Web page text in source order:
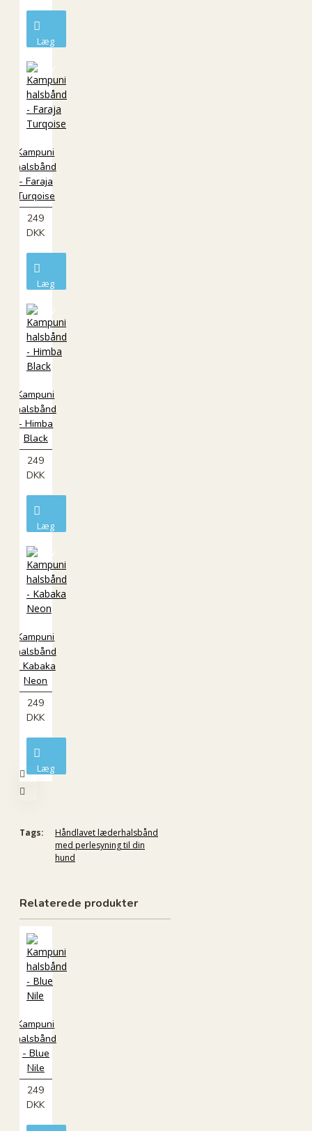
Læg
kurv
Kampuni
halsbånd
- Faraja
Turqoise
249
DKK
Læg
kurv
Kampuni
halsbånd
- Himba
Black
249
DKK
Læg
kurv
Kampuni
halsbånd
- Kabaka
Neon
249
DKK
Læg
i
Tags:
Håndlavet læderhalsbånd
med perlesyning til din
hund
Relaterede produkter
Kampuni
halsbånd
- Blue
Nile
249
DKK